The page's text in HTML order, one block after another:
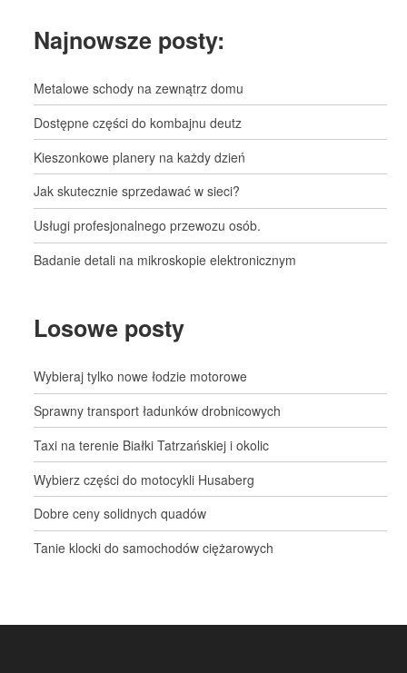
Najnowsze posty:
Metalowe schody na zewnątrz domu
Dostępne części do kombajnu deutz
Kieszonkowe planery na każdy dzień
Jak skutecznie sprzedawać w sieci?
Usługi profesjonalnego przewozu osób.
Badanie detali na mikroskopie elektronicznym
Losowe posty
Wybieraj tylko nowe łodzie motorowe
Sprawny transport ładunków drobnicowych
Taxi na terenie Białki Tatrzańskiej i okolic
Wybierz części do motocykli Husaberg
Dobre ceny solidnych quadów
Tanie klocki do samochodów ciężarowych